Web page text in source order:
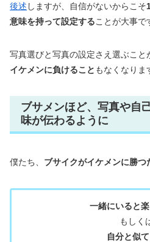
後述 しますが、自信がないからこそ
意味を持って設定することが大事で
写真選びと写真の設定さえ選ぶこと
イケメンに負けること もなくなりま
ブサメンほど、写真や自
味が伝わるように
僕たち、 ブサイクがイケメンに勝つ
一緒にいると楽
もしく
自分と似て